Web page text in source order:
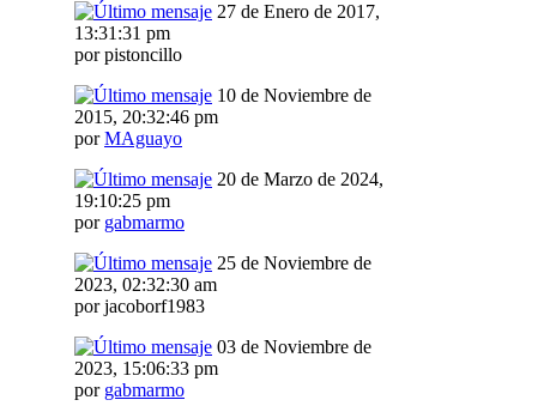
27 de Enero de 2017,
13:31:31 pm
por pistoncillo
10 de Noviembre de
2015, 20:32:46 pm
porMAguayo
20 de Marzo de 2024,
19:10:25 pm
por gabmarmo
25 de Noviembre de
2023, 02:32:30 am
por jacoborf1983
03 de Noviembre de
2023, 15:06:33 pm
por gabmarmo